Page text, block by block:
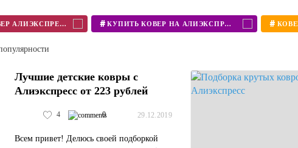
КОВЕР АЛИЭКСПРЕСС # КУПИТЬ КОВЕР НА АЛИЭКСПРЕСС #
Лучшие детские ковры с
Алиэкспресс от 223 рублей
4 0 29.12.2019
Всем привет! Делюсь своей подборкой